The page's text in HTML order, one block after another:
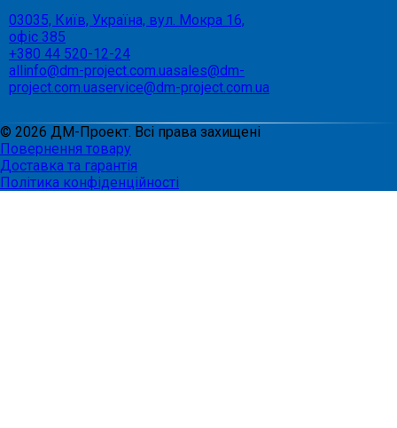
03035, Київ, Україна, вул. Мокра 16,
офіс 385
+380 44 520-12-24
allinfo@dm-project.com.uasales@dm-
project.com.uaservice@dm-project.com.ua
© 2026 ДМ-Проект. Всі права захищені
Повернення товару
Доставка та гарантія
Політика конфіденційності